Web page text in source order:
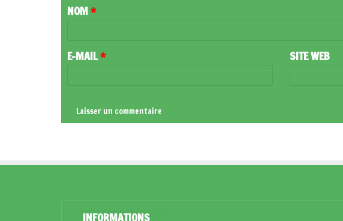
A
R
NOM*
E-MAIL* SITE WEB
INFORMATIONS